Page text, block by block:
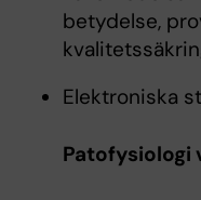
betydelse,
Elektroniska
Patofysiologi